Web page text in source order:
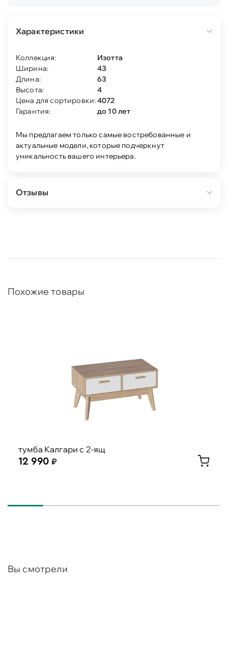
Характеристики
Коллекция:
Изотта
Ширина:
43
Длина:
63
Высота:
4
Цена для сортировки:4072
Гарантия:
до 10 лет
Мы предлагаем только самые востребованные и
актуальные модели, которые подчеркнут
уникальность вашего интерьера.
Отзывы
Похожие товары
тумба Калгари с 2-ящ
12 990
Вы смотрели